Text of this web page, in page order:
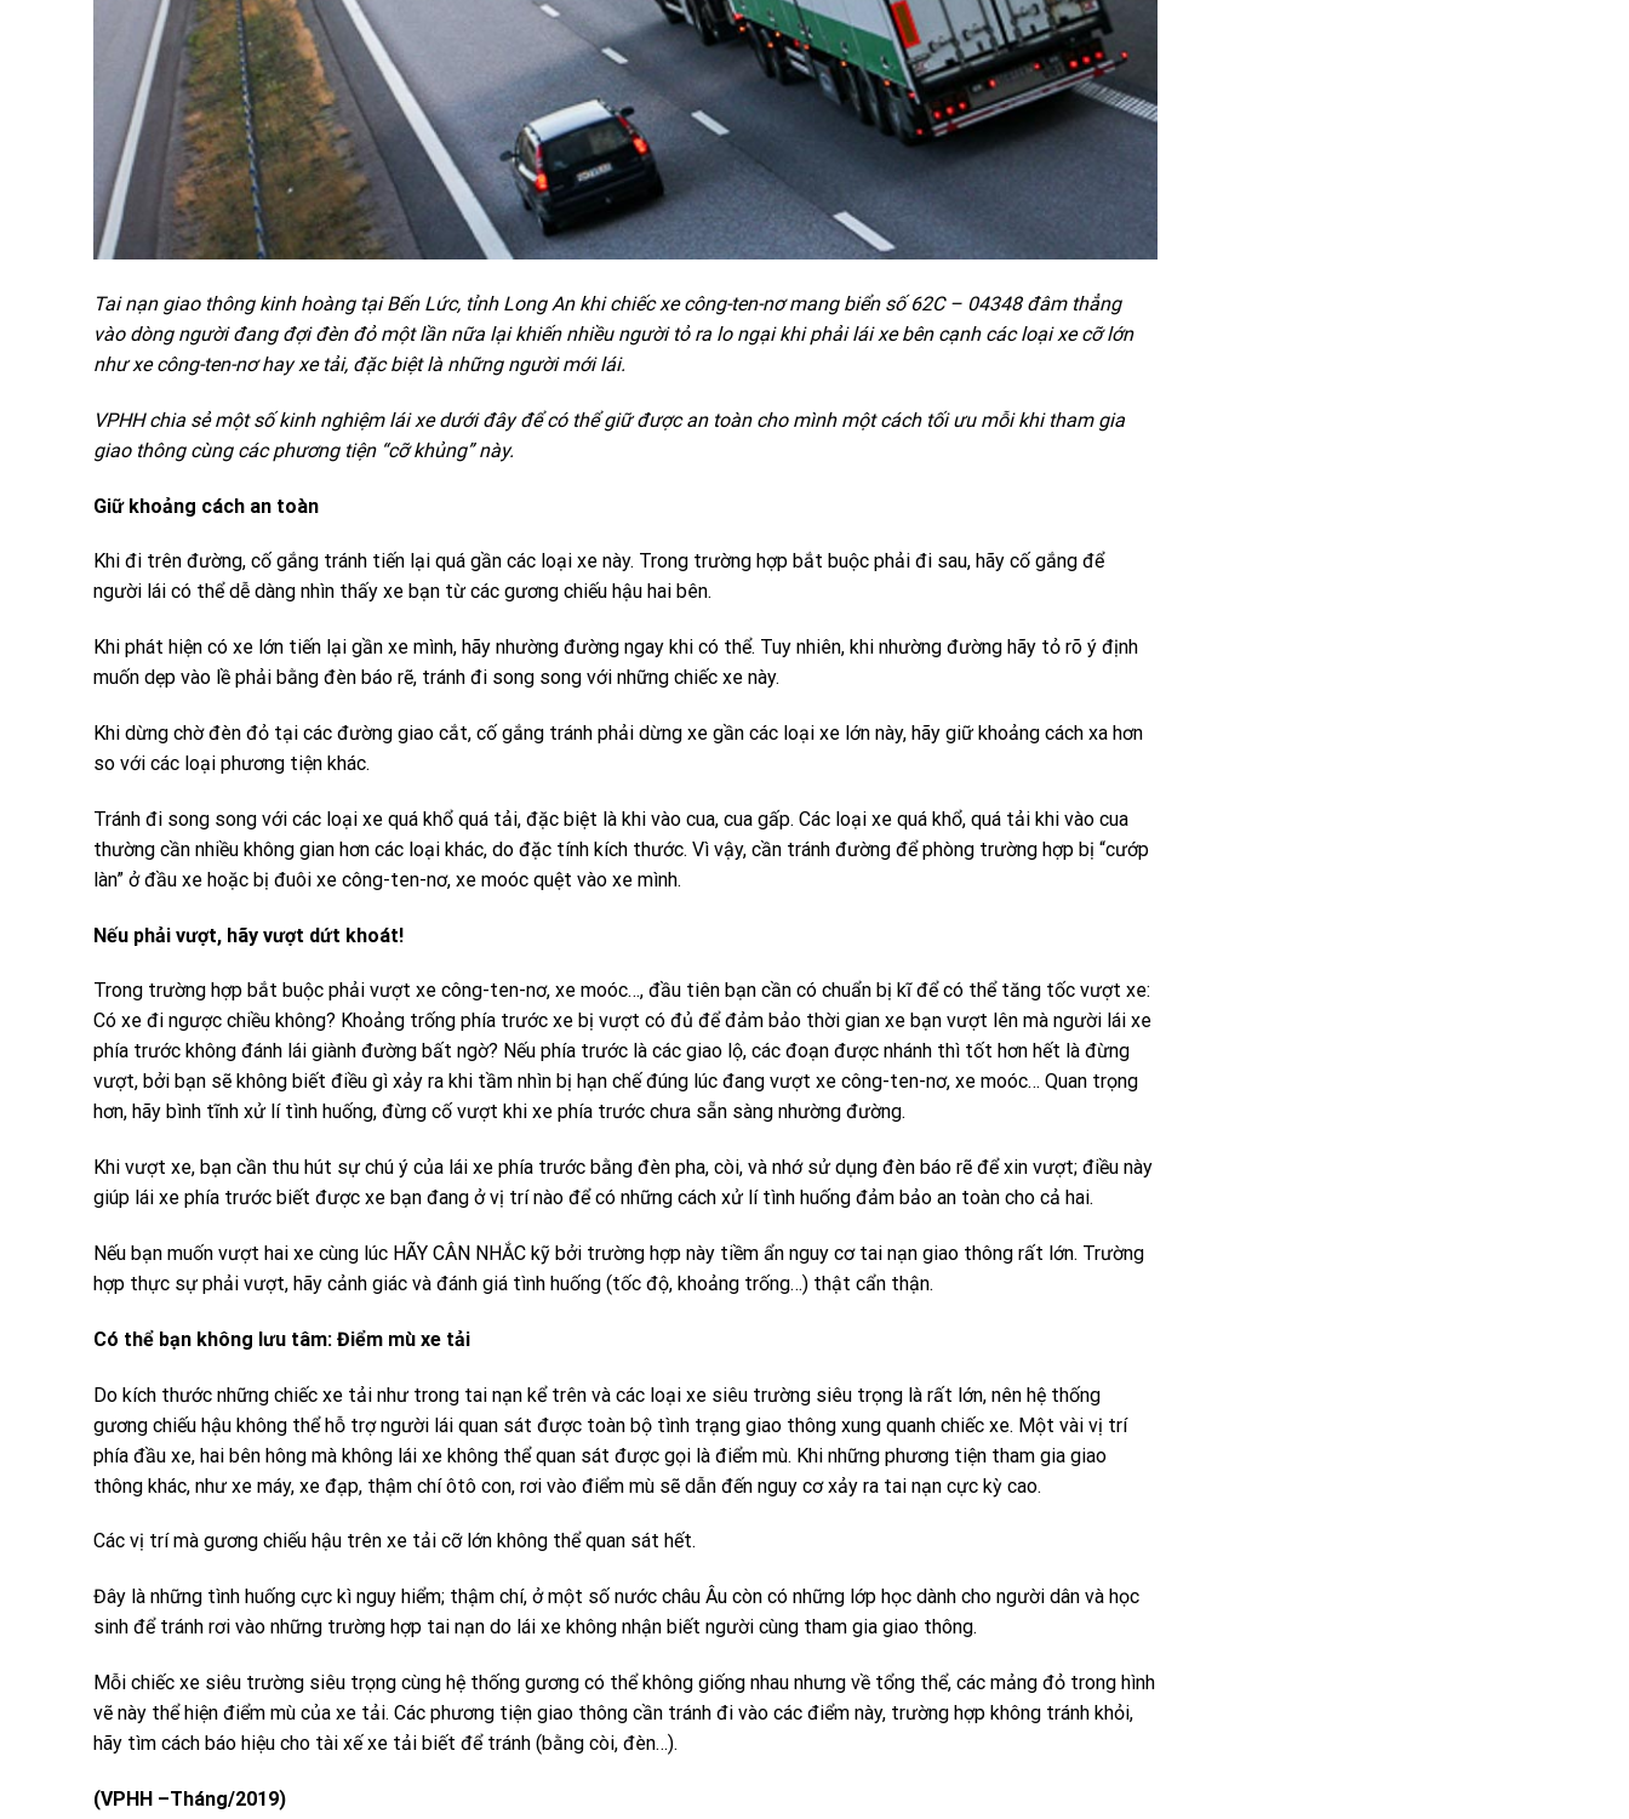
Tai nạn giao thông kinh hoàng tại Bến Lức, tỉnh Long An khi chiếc xe công-ten-nơ mang biển số 62C – 04348 đâm thẳng
vào dòng người đang đợi đèn đỏ một lần nữa lại khiến nhiều người tỏ ra lo ngại khi phải lái xe bên cạnh các loại xe cỡ lớn
như xe công-ten-nơ hay xe tải, đặc biệt là những người mới lái.
VPHH chia sẻ một số kinh nghiệm lái xe dưới đây để có thể giữ được an toàn cho mình một cách tối ưu mỗi khi tham gia
giao thông cùng các phương tiện “cỡ khủng” này.
Giữ khoảng cách an toàn
Khi đi trên đường, cố gắng tránh tiến lại quá gần các loại xe này. Trong trường hợp bắt buộc phải đi sau, hãy cố gắng để
người lái có thể dễ dàng nhìn thấy xe bạn từ các gương chiếu hậu hai bên.
Khi phát hiện có xe lớn tiến lại gần xe mình, hãy nhường đường ngay khi có thể. Tuy nhiên, khi nhường đường hãy tỏ rõ ý định
muốn dẹp vào lề phải bằng đèn báo rẽ, tránh đi song song với những chiếc xe này.
Khi dừng chờ đèn đỏ tại các đường giao cắt, cố gắng tránh phải dừng xe gần các loại xe lớn này, hãy giữ khoảng cách xa hơn
so với các loại phương tiện khác.
Tránh đi song song với các loại xe quá khổ quá tải, đặc biệt là khi vào cua, cua gấp. Các loại xe quá khổ, quá tải khi vào cua
thường cần nhiều không gian hơn các loại khác, do đặc tính kích thước. Vì vậy, cần tránh đường để phòng trường hợp bị “cướp
làn” ở đầu xe hoặc bị đuôi xe công-ten-nơ, xe moóc quệt vào xe mình.
Nếu phải vượt, hãy vượt dứt khoát!
Trong trường hợp bắt buộc phải vượt xe công-ten-nơ, xe moóc…, đầu tiên bạn cần có chuẩn bị kĩ để có thể tăng tốc vượt xe:
Có xe đi ngược chiều không? Khoảng trống phía trước xe bị vượt có đủ để đảm bảo thời gian xe bạn vượt lên mà người lái xe
phía trước không đánh lái giành đường bất ngờ? Nếu phía trước là các giao lộ, các đoạn được nhánh thì tốt hơn hết là đừng
vượt, bởi bạn sẽ không biết điều gì xảy ra khi tầm nhìn bị hạn chế đúng lúc đang vượt xe công-ten-nơ, xe moóc… Quan trọng
hơn, hãy bình tĩnh xử lí tình huống, đừng cố vượt khi xe phía trước chưa sẵn sàng nhường đường.
Khi vượt xe, bạn cần thu hút sự chú ý của lái xe phía trước bằng đèn pha, còi, và nhớ sử dụng đèn báo rẽ để xin vượt; điều này
giúp lái xe phía trước biết được xe bạn đang ở vị trí nào để có những cách xử lí tình huống đảm bảo an toàn cho cả hai.
Nếu bạn muốn vượt hai xe cùng lúc HÃY CÂN NHẮC kỹ bởi trường hợp này tiềm ẩn nguy cơ tai nạn giao thông rất lớn. Trường
hợp thực sự phải vượt, hãy cảnh giác và đánh giá tình huống (tốc độ, khoảng trống…) thật cẩn thận.
Có thể bạn không lưu tâm: Điểm mù xe tải
Do kích thước những chiếc xe tải như trong tai nạn kể trên và các loại xe siêu trường siêu trọng là rất lớn, nên hệ thống
gương chiếu hậu không thể hỗ trợ người lái quan sát được toàn bộ tình trạng giao thông xung quanh chiếc xe. Một vài vị trí
phía đầu xe, hai bên hông mà không lái xe không thể quan sát được gọi là điểm mù. Khi những phương tiện tham gia giao
thông khác, như xe máy, xe đạp, thậm chí ôtô con, rơi vào điểm mù sẽ dẫn đến nguy cơ xảy ra tai nạn cực kỳ cao.
Các vị trí mà gương chiếu hậu trên xe tải cỡ lớn không thể quan sát hết.
Đây là những tình huống cực kì nguy hiểm; thậm chí, ở một số nước châu Âu còn có những lớp học dành cho người dân và học
sinh để tránh rơi vào những trường hợp tai nạn do lái xe không nhận biết người cùng tham gia giao thông.
Mỗi chiếc xe siêu trường siêu trọng cùng hệ thống gương có thể không giống nhau nhưng về tổng thể, các mảng đỏ trong hình
vẽ này thể hiện điểm mù của xe tải. Các phương tiện giao thông cần tránh đi vào các điểm này, trường hợp không tránh khỏi,
hãy tìm cách báo hiệu cho tài xế xe tải biết để tránh (bằng còi, đèn…).
(VPHH –Tháng/2019)